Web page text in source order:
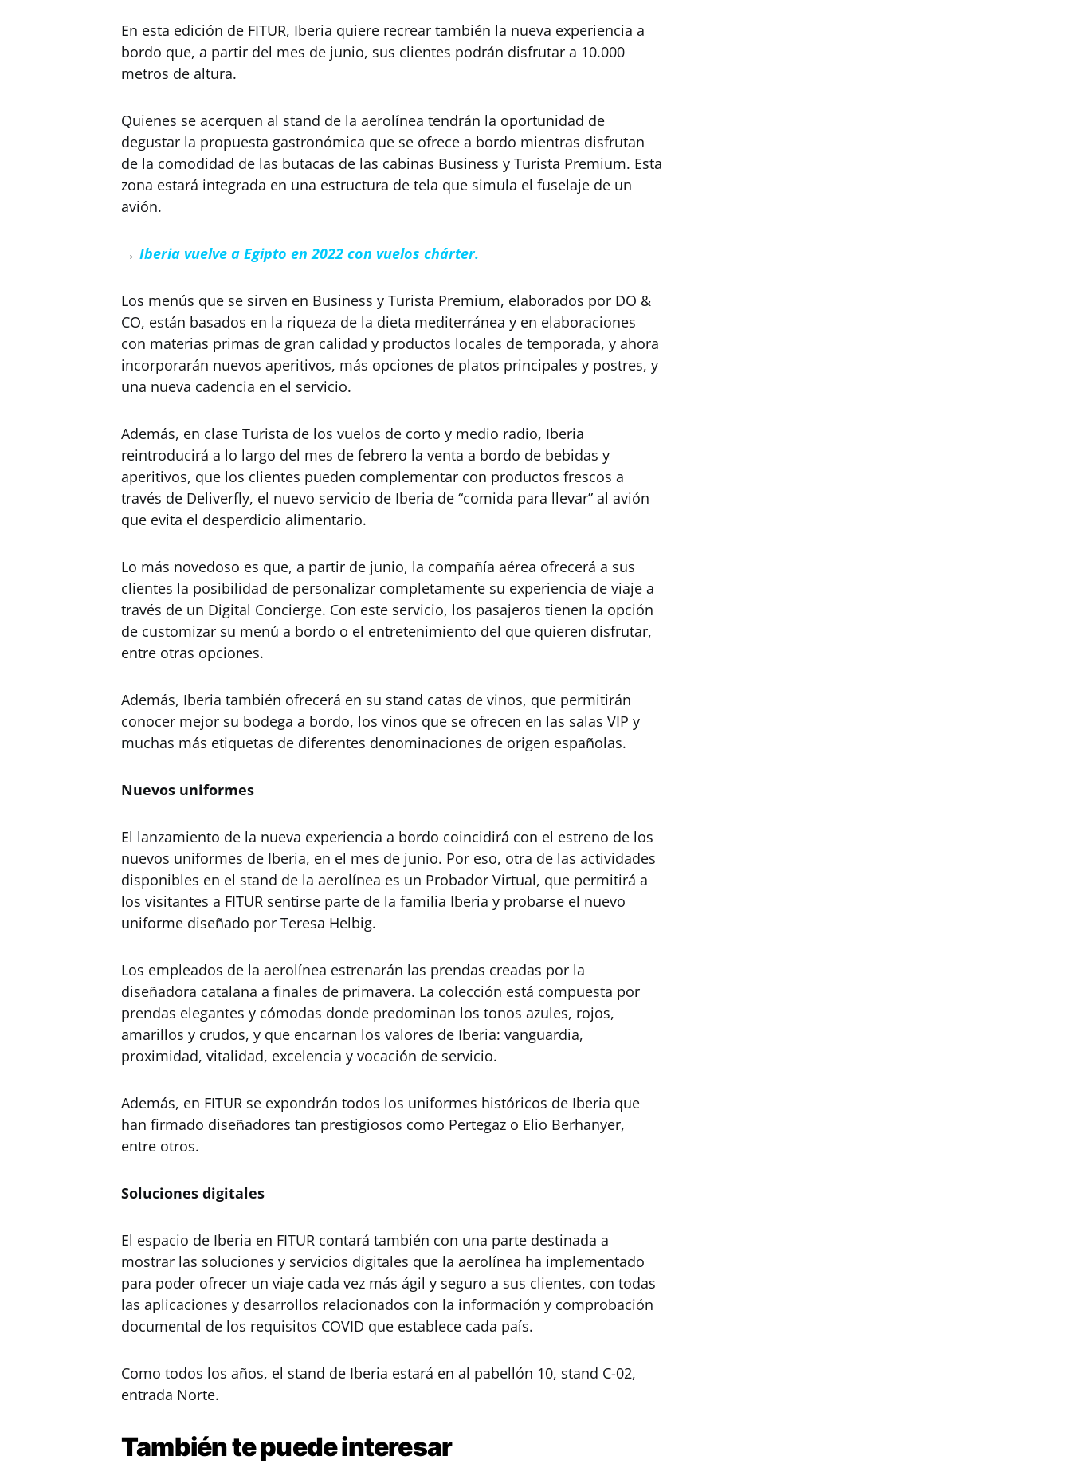
En esta edición de FITUR, Iberia quiere recrear también la nueva experiencia a
bordo que, a partir del mes de junio, sus clientes podrán disfrutar a 10.000
metros de altura.
Quienes se acerquen al stand de la aerolínea tendrán la oportunidad de
degustar la propuesta gastronómica que se ofrece a bordo mientras disfrutan
de la comodidad de las butacas de las cabinas Business y Turista Premium. Esta
zona estará integrada en una estructura de tela que simula el fuselaje de un
avión.
→ Iberia vuelve a Egipto en 2022 con vuelos chárter.
Los menús que se sirven en Business y Turista Premium, elaborados por DO &
CO, están basados en la riqueza de la dieta mediterránea y en elaboraciones
con materias primas de gran calidad y productos locales de temporada, y ahora
incorporarán nuevos aperitivos, más opciones de platos principales y postres, y
una nueva cadencia en el servicio.
Además, en clase Turista de los vuelos de corto y medio radio, Iberia
reintroducirá a lo largo del mes de febrero la venta a bordo de bebidas y
aperitivos, que los clientes pueden complementar con productos frescos a
través de Deliverfly, el nuevo servicio de Iberia de “comida para llevar” al avión
que evita el desperdicio alimentario.
Lo más novedoso es que, a partir de junio, la compañía aérea ofrecerá a sus
clientes la posibilidad de personalizar completamente su experiencia de viaje a
través de un Digital Concierge. Con este servicio, los pasajeros tienen la opción
de customizar su menú a bordo o el entretenimiento del que quieren disfrutar,
entre otras opciones.
Además, Iberia también ofrecerá en su stand catas de vinos, que permitirán
conocer mejor su bodega a bordo, los vinos que se ofrecen en las salas VIP y
muchas más etiquetas de diferentes denominaciones de origen españolas.
Nuevos uniformes
El lanzamiento de la nueva experiencia a bordo coincidirá con el estreno de los
nuevos uniformes de Iberia, en el mes de junio. Por eso, otra de las actividades
disponibles en el stand de la aerolínea es un Probador Virtual, que permitirá a
los visitantes a FITUR sentirse parte de la familia Iberia y probarse el nuevo
uniforme diseñado por Teresa Helbig.
Los empleados de la aerolínea estrenarán las prendas creadas por la
diseñadora catalana a finales de primavera. La colección está compuesta por
prendas elegantes y cómodas donde predominan los tonos azules, rojos,
amarillos y crudos, y que encarnan los valores de Iberia: vanguardia,
proximidad, vitalidad, excelencia y vocación de servicio.
Además, en FITUR se expondrán todos los uniformes históricos de Iberia que
han firmado diseñadores tan prestigiosos como Pertegaz o Elio Berhanyer,
entre otros.
Soluciones digitales
El espacio de Iberia en FITUR contará también con una parte destinada a
mostrar las soluciones y servicios digitales que la aerolínea ha implementado
para poder ofrecer un viaje cada vez más ágil y seguro a sus clientes, con todas
las aplicaciones y desarrollos relacionados con la información y comprobación
documental de los requisitos COVID que establece cada país.
Como todos los años, el stand de Iberia estará en al pabellón 10, stand C-02,
entrada Norte.
También te puede interesar